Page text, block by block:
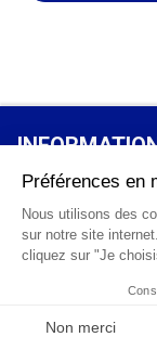
GÉNÉRALES
Qui sommes-
FAQ
CGV
Mentions légales